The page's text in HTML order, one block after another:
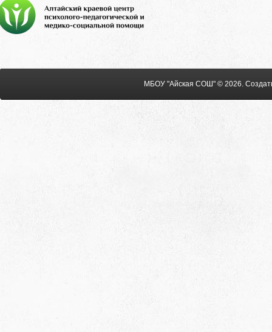
МБОУ "Айская СОШ" © 2026.